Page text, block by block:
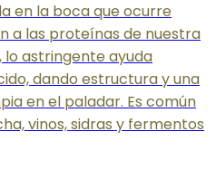
en la boca que ocurre
a las proteínas de nuestra
lo astringente ayuda
dando estructura y una
en el paladar. Es común
vinos, sidras y fermentos